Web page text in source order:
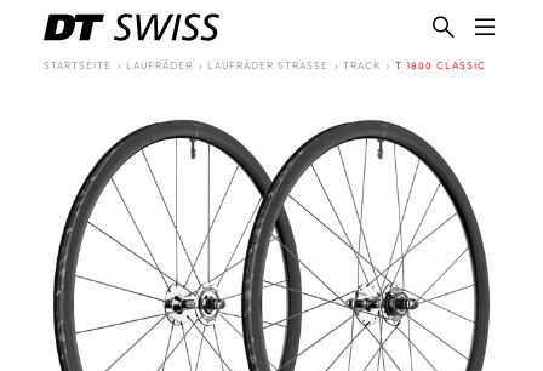
STARTSEITE LAUFRÄDER LAUFRÄDER STRASSE TRACK T 1800 CLASSIC